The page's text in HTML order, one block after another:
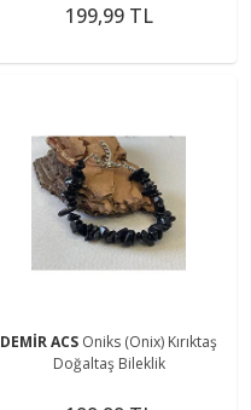
199,99 TL
DEMİR ACS Oniks (Onix) Kırıktaş
Doğaltaş Bileklik